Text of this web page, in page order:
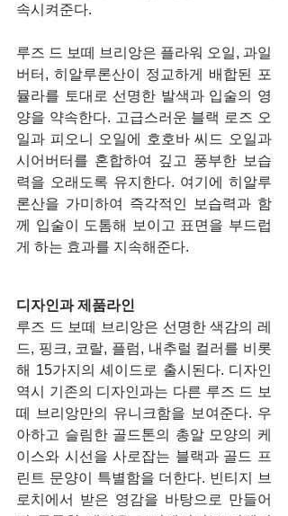
속시켜준다.
루즈 드 보떼 브리앙은 플라워 오일, 과일
버터, 히알루론산이 정교하게 배합된 포
뮬라를 토대로 선명한 발색과 입술의 영
양을 약속한다. 고급스러운 블랙 로즈 오
일과 피오니 오일에 호호바 씨드 오일과
시어버터를 혼합하여 깊고 풍부한 보습
력을 오래도록 유지한다. 여기에 히알루
론산을 가미하여 즉각적인 보습력과 함
께 입술이 도톰해 보이고 표면을 부드럽
게 하는 효과를 지속해준다.
디자인과 제품라인
루즈 드 보떼 브리앙은 선명한 색감의 레
드, 핑크, 코랄, 플럼, 내추럴 컬러를 비롯
해 15가지의 셰이드로 출시된다. 디자인
역시 기존의 디자인과는 다른 루즈 드 보
떼 브리앙만의 유니크함을 보여준다. 우
아하고 슬림한 골드톤의 총알 모양의 케
이스와 시선을 사로잡는 블랙과 골드 프
린트 문양이 특별함을 더한다. 빈티지 브
로치에서 받은 영감을 바탕으로 만들어